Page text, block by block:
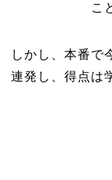
こ
しかし、本番で
連発し、得点は